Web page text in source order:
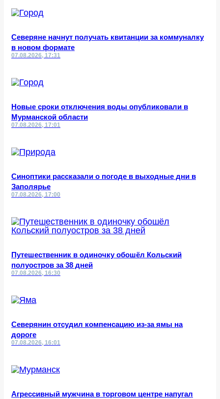
Северяне начнут получать квитанции за коммуналку
в новом формате
07.08.2026, 17:31
Новые сроки отключения воды опубликовали в
Мурманской области
07.08.2026, 17:01
Синоптики рассказали о погоде в выходные дни в
Заполярье
07.08.2026, 17:00
Путешественник в одиночку обошёл Кольский
полуостров за 38 дней
07.08.2026, 16:30
Северянин отсудил компенсацию из-за ямы на
дороге
07.08.2026, 16:01
Агрессивный мужчина в торговом центре напугал